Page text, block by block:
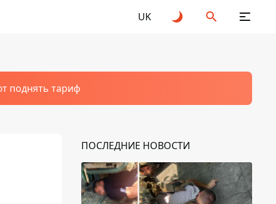
UK
поднять тариф
ПОСЛЕДНИЕ НОВОСТИ